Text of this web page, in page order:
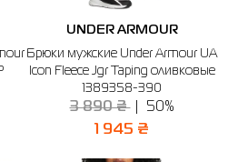
UNDER ARMOUR
Брюки мужские Under Armour UA
Icon Fleece Jgr Taping оливковые
1389358-390
3 890 ₴ 50%
1 945 ₴